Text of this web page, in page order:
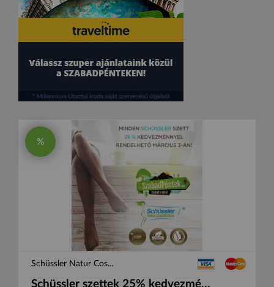
%
Schüssler Natur Cos...
Schüssler szettek 25% kedvezmé...